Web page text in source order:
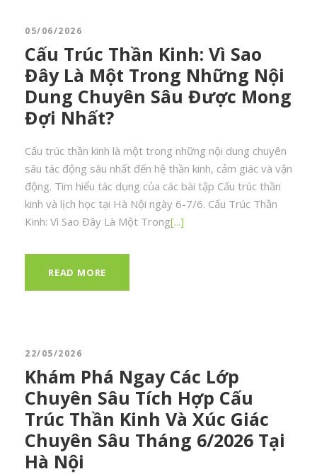
05/06/2026
Cấu Trúc Thần Kinh: Vì Sao
Đây Là Một Trong Những Nội
Dung Chuyên Sâu Được Mong
Đợi Nhất?
Cấu trúc thần kinh là một trong những nội dung chuyên
sâu tác động sâu nhất đến hệ thần kinh, cảm giác và vận
động. Tìm hiểu tác dụng của các bài tập Cấu trúc thần
kinh và lịch học tại Hà Nội ngày 6-7/6. Cấu Trúc Thần
Kinh: Vì Sao Đây Là Một Trong[...]
READ MORE
22/05/2026
Khám Phá Ngay Các Lớp
Chuyên Sâu Tích Hợp Cấu
Trúc Thần Kinh Và Xúc Giác
Chuyên Sâu Tháng 6/2026 Tại
Hà Nội